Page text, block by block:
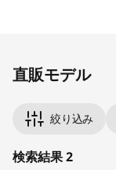
直販モデル
絞り込み
検索結果 2